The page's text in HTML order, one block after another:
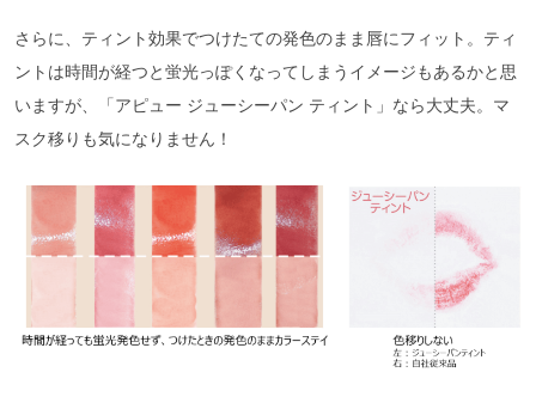
さらに、ティント効果でつけたての発色のまま唇にフィット。ティ
ントは時間が経つと蛍光っぽくなってしまうイメージもあるかと思
いますが、「アピュー ジューシーパン ティント」なら大丈夫。マ
スク移りも気になりません！